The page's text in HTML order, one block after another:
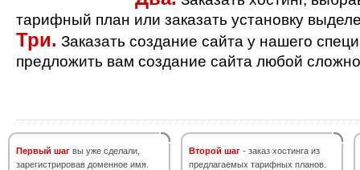
тарифный план или заказать установку
Три. Заказать создание сайта у нашего
предложить вам создание сайта любой
Первый шаг вы уже сделали,
зарегистрировав доменное имя.
Второй шаг - заказ хостинга из
предлагаемых тарифных планов.